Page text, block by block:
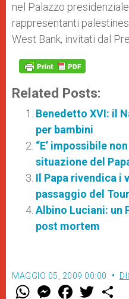
nel Palazzo
rappresentanti
West Bank, invitati dal
Related Posts:
Benedetto XVI: il
per bambini
“E’ impossibile
situazione del
Il Papa rivendica i
passaggio del
Albino Luciani: un
post mortem
MAGGIO 05, 2009 00:00
W M
e
F
a w